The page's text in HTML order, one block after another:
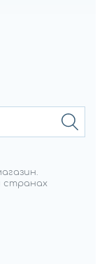
странах